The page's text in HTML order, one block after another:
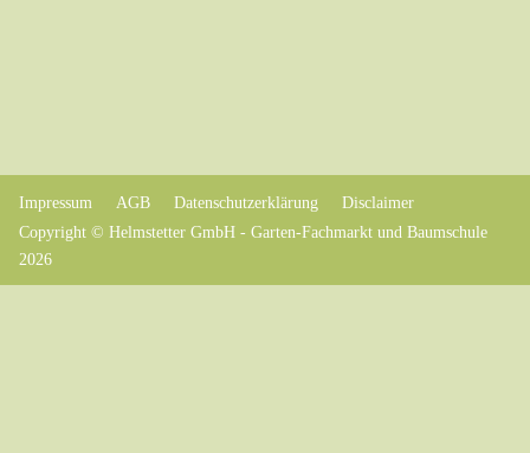
Impressum AGB Datenschutzerklärung
Disclaimer
Copyright © Helmstetter GmbH - Garten-Fachmarkt und Baumschule
2026